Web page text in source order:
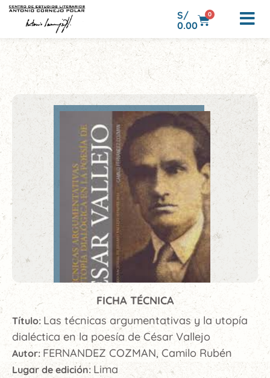
S/
0.00
0
FICHA TÉCNICA
Título: Las técnicas argumentativas y la utopía
dialéctica en la poesía de César Vallejo
Autor: FERNANDEZ COZMAN, Camilo Rubén
Lugar de edición: Lima